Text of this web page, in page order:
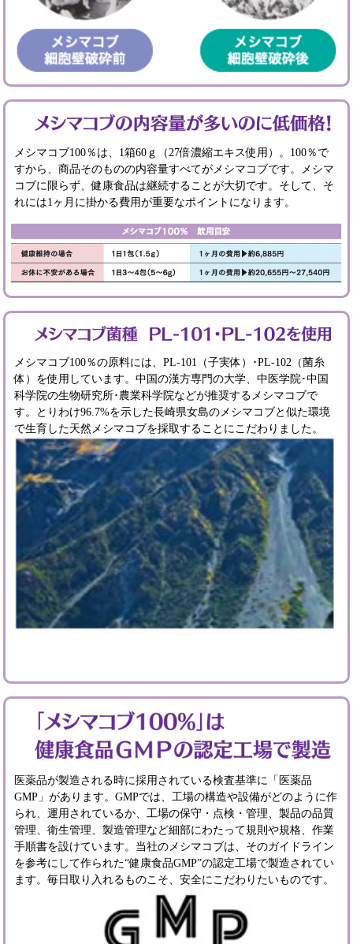
メシマコブ100％は、1箱60ｇ（27倍濃縮エキス使用）。100％で
すから、商品そのものの内容量すべてがメシマコブです。メシマ
コブに限らず、健康食品は継続することが大切です。そして、そ
れには1ヶ月に掛かる費用が重要なポイントになります。
メシマコブ100％の原料には、PL-101（子実体）･PL-102（菌糸
体）を使用しています。中国の漢方専門の大学、中医学院･中国
科学院の生物研究所･農業科学院などが推奨するメシマコブで
す。とりわけ96.7%を示した長崎県女島のメシマコブと似た環境
で生育した天然メシマコブを採取することにこだわりました。
医薬品が製造される時に採用されている検査基準に「医薬品
GMP」があります。GMPでは、工場の構造や設備がどのように作
られ、運用されているか、工場の保守・点検・管理、製品の品質
管理、衛生管理、製造管理など細部にわたって規則や規格、作業
手順書を設けています。当社のメシマコブは、そのガイドライン
を参考にして作られた“健康食品GMP”の認定工場で製造されてい
ます。毎日取り入れるものこそ、安全にこだわりたいものです。